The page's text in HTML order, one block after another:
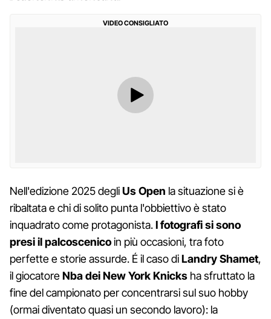
VIDEO CONSIGLIATO
Nell'edizione 2025 degliUs Open la situazione si è
ribaltata e chi di solito punta l'obbiettivo è stato
inquadrato come protagonista.I fotografi si sono
presi il palcoscenicoin più occasioni, tra foto
perfette e storie assurde. É il caso diLandry Shamet,
il giocatoreNba dei New York Knicks ha sfruttato la
fine del campionato per concentrarsi sul suo hobby
(ormai diventato quasi un secondo lavoro): la